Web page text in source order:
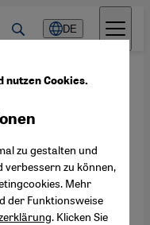
DE
wissen
Cookies.
zu gestalten und
zu können,
Mehr
der Funktionsweise
. Klicken Sie